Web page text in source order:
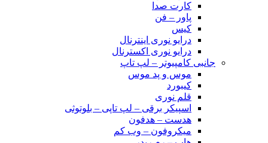
کارت صدا
پاور – فن
کیس
درایو نوری اینترنال
درایو نوری اکسترنال
جانبی کامپیوتر – لپ تاپ
موس و پد موس
کیبورد
قلم نوری
اسپیکر برقی – لپ تاپی – بلوتوثی
هدست – هدفون
میکروفون – وب کم